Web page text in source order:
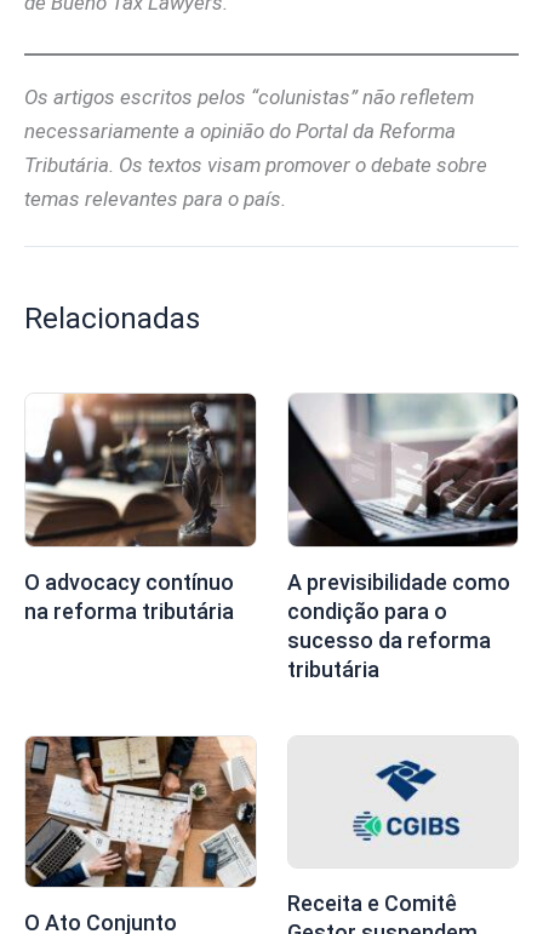
Os artigos escritos pelos “colunistas” não refletem
necessariamente a opinião do Portal da Reforma
Tributária. Os textos visam promover o debate sobre
temas relevantes para o país.
Relacionadas
O advocacy contínuo
na reforma tributária
A previsibilidade como
condição para o
sucesso da reforma
tributária
O Ato Conjunto
Receita e Comitê